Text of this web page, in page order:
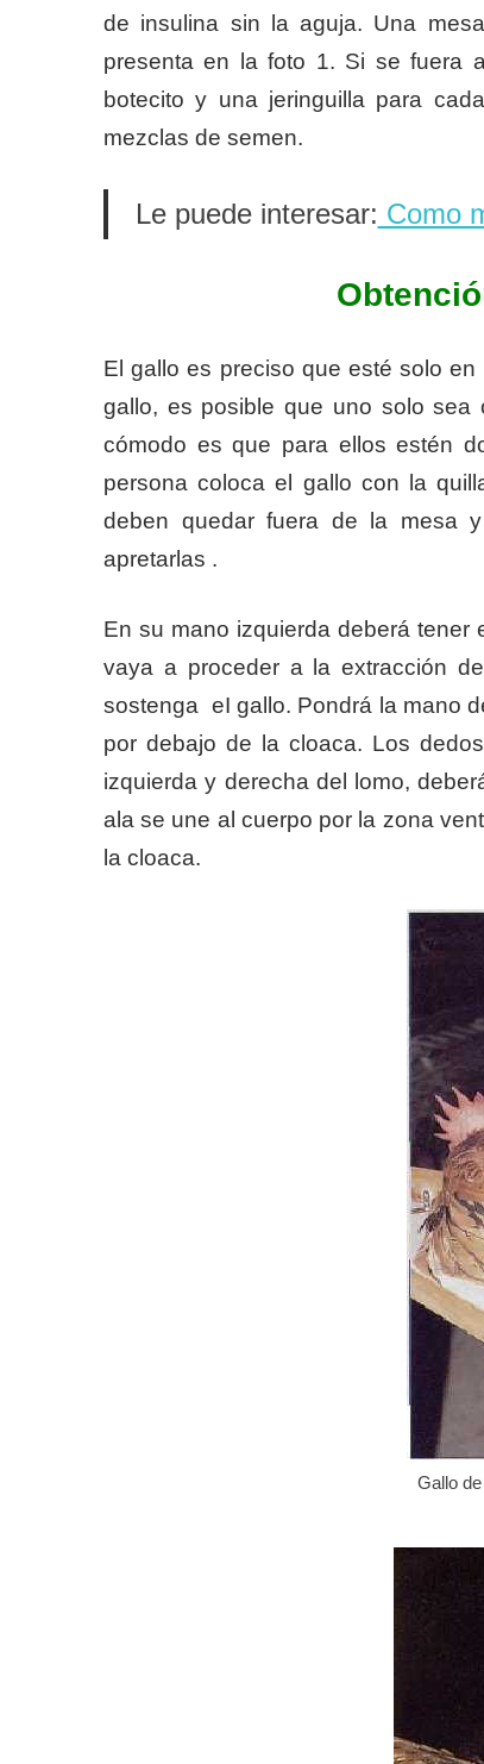
de insulina sin la aguja. Una
presenta en la foto 1. Si se fuera
botecito y una jeringuilla para
mezclas de semen.
Le puede interesar: Como
El gallo es preciso que esté solo
gallo, es posible que uno solo sea
cómodo es que para ellos estén
persona coloca el gallo con la
deben quedar fuera de la mesa
apretarlas .
En su mano izquierda deberá tener
vaya a proceder a la extracción
sostenga eI gallo. Pondrá la mano
por debajo de la cloaca. Los
izquierda y derecha del lomo,
ala se une al cuerpo por la zona
la cloaca.
Gallo